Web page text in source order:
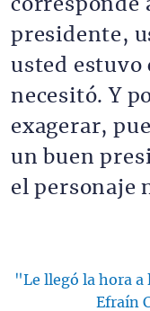
corresponde
presidente,
usted estuvo
necesitó. Y
exagerar,
un buen
el personaje
"Le llegó la hora a
Efraín